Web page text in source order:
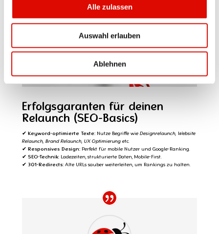
Alle zulassen
Auswahl erlauben
Ablehnen
Erfolgsgaranten für deinen
Relaunch (SEO-Basics)
✔ Keyword-optimierte Texte:Nutze Begriffe wie Designrelaunch, Website
Relaunch, Brand Relaunch, UX Optimierungetc.
✔ Responsives Design:Perfekt für mobile Nutzer und Google-Ranking.
✔ SEO-Technik:Ladezeiten, strukturierte Daten, Mobile-First.
✔ 301-Redirects:Alte URLs sauber weiterleiten, um Rankings zu halten.